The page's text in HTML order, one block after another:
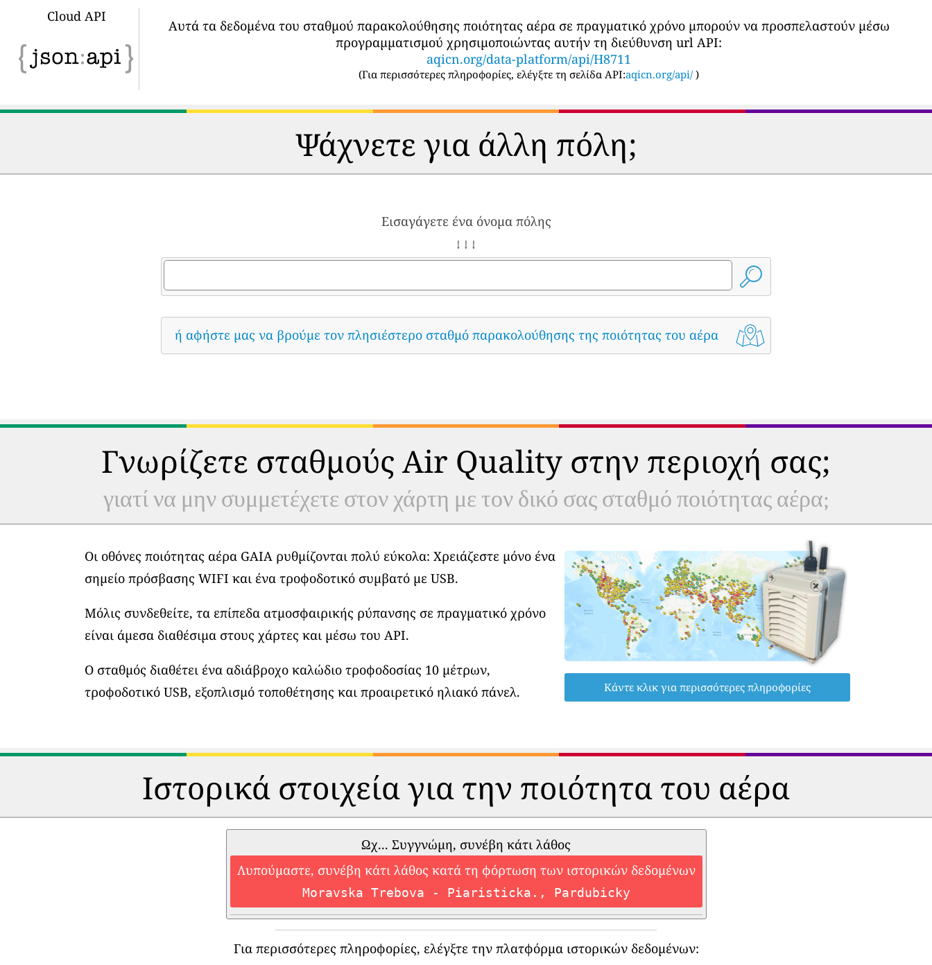
Cloud API
Αυτά τα δεδομένα του σταθμού παρακολούθησης ποιότητας αέρα σε πραγματικό χρόνο μπορούν να προσπελαστούν μέσω
προγραμματισμού χρησιμοποιώντας αυτήν τη διεύθυνση url API:
aqicn.org/data-platform/api/H8711
(Για περισσότερες πληροφορίες, ελέγξτε τη σελίδα API:aqicn.org/api/ )
Ψάχνετε για άλλη πόλη;
Εισαγάγετε ένα όνομα πόλης
↓ ↓ ↓
ή αφήστε μας να βρούμε τον πλησιέστερο σταθμό παρακολούθησης της ποιότητας του αέρα
Γνωρίζετε σταθμούς Air Quality στην περιοχή σας;
γιατί να μην συμμετέχετε στον χάρτη με τον δικό σας σταθμό ποιότητας αέρα;
Οι οθόνες ποιότητας αέρα GAIA ρυθμίζονται πολύ εύκολα: Χρειάζεστε μόνο ένα
σημείο πρόσβασης WIFI και ένα τροφοδοτικό συμβατό με USB.
Μόλις συνδεθείτε, τα επίπεδα ατμοσφαιρικής ρύπανσης σε πραγματικό χρόνο
είναι άμεσα διαθέσιμα στους χάρτες και μέσω του API.
Ο σταθμός διαθέτει ένα αδιάβροχο καλώδιο τροφοδοσίας 10 μέτρων,
τροφοδοτικό USB, εξοπλισμό τοποθέτησης και προαιρετικό ηλιακό πάνελ.
Κάντε κλικ για περισσότερες πληροφορίες
Ιστορικά στοιχεία για την ποιότητα του αέρα
Ωχ... Συγγνώμη, συνέβη κάτι λάθος
Λυπούμαστε, συνέβη κάτι λάθος κατά τη φόρτωση των ιστορικών δεδομένων
Moravska Trebova - Piaristicka., Pardubicky
Για περισσότερες πληροφορίες, ελέγξτε την πλατφόρμα ιστορικών δεδομένων: